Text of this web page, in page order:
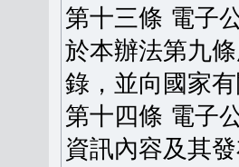
第十三條 電子
於本辦法第九
錄，並向國家有
第十四條 電子
資訊內容及其